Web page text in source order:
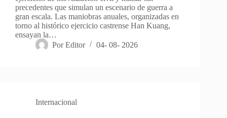
precedentes que simulan un escenario de guerra a
gran escala. Las maniobras anuales, organizadas en
torno al histórico ejercicio castrense Han Kuang,
ensayan la…
Por Editor 04- 08- 2026
Internacional